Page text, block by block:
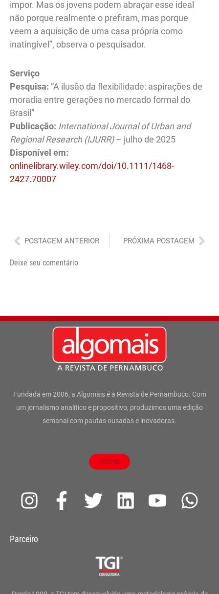
impor. Mas os jovens podem abraçar esse ideal
não porque realmente o prefiram, mas porque
veem a aquisição de uma casa própria como
inatingível”, observa o pesquisador.
Serviço
Pesquisa: “A ilusão da flexibilidade: aspirações de
moradia entre gerações no mercado formal do
Brasil”
Publicação: International Journal of Urban and
Regional Research (IJURR)– julho de 2025
Disponível em:
onlinelibrary.wiley.com/doi/10.1111/1468-
2427.70007
Anterior
POSTAGEM ANTERIOR PRÓXIMA POSTAGEM
Deixe seu comentário
Fundada em 2006, a Algomais é a Revista de Pernambuco. Com
um jornalismo analítico e propositivo, produzimos uma edição
semanal com pautas ousadas e inovadoras.
ASSINE
I
s
F
a
T
t
L
Y
W
Parceiro